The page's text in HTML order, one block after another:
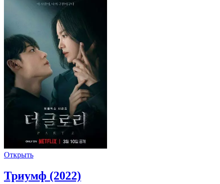
Открыть
Триумф (2022)